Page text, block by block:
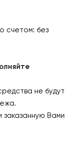
без
не будут
Вами